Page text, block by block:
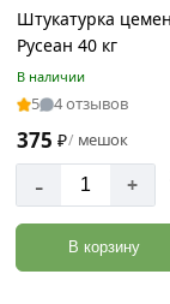
Штукатурка
Русеан 40 кг
В наличии
5 4 отзывов
375 ₽/ мешок
- +
В корзину